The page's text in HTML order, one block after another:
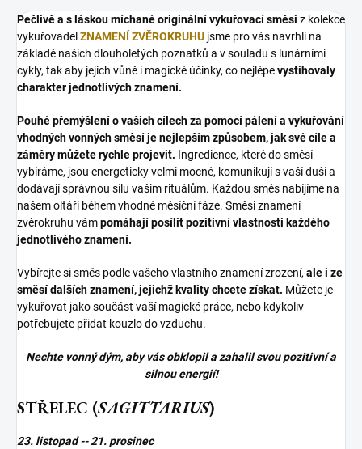
Pečlivě a s láskou míchané originální vykuřovací směsi z kolekce
vykuřovadel ZNAMENÍ ZVĚROKRUHU jsme pro vás navrhli na
základě našich dlouholetých poznatků a v souladu s lunárními
cykly, tak aby jejich vůně i magické účinky, co nejlépevystihovaly
charakter jednotlivých znamení.
Pouhé přemýšlení o vašich cílech za pomocí pálení a vykuřování
vhodných vonných směsí je nejlepším způsobem, jak své cíle a
záměry můžete rychle projevit. Ingredience, které do směsí
vybíráme, jsou energeticky velmi mocné, komunikují s vaší duší a
dodávají správnou sílu vašim rituálům. Každou směs nabíjíme na
našem oltáři během vhodné měsíční fáze. Směsi znamení
zvěrokruhu vámpomáhají posílit pozitivní vlastnosti každého
jednotlivého znamení.
Vybírejte si směs podle vašeho vlastního znamení zrození, ale i ze
směsí dalších znamení, jejichž kvality chcete získat. Můžete je
vykuřovat jako součást vaší magické práce, nebo kdykoliv
potřebujete přidat kouzlo do vzduchu.
Nechte vonný dým, aby vás obklopil a zahalil svou pozitivní a
silnou energií!
STŘELEC (SAGITTARIUS)
23. listopad -- 21. prosinec